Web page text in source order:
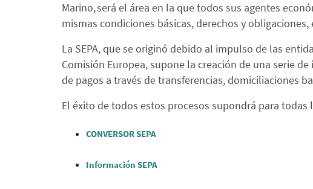
Marino, será el área en la que todos sus agentes
mismas condiciones básicas, derechos y
La SEPA, que se originó debido al impulso de las
Comisión Europea, supone la creación de una serie
de pagos a través de transferencias, domiciliaciones
El éxito de todos estos procesos supondrá para
CONVERSOR SEPA
Información SEPA